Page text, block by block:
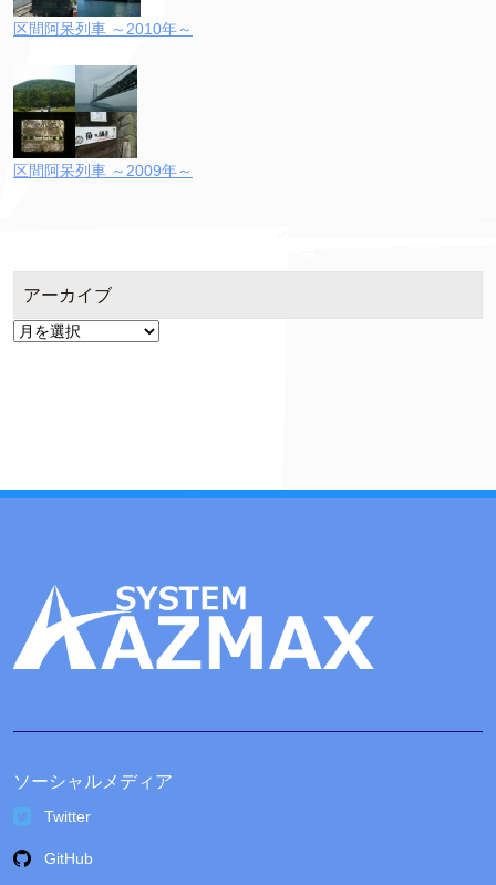
区間阿呆列車 ～2010年～
区間阿呆列車 ～2009年～
アーカイブ
ア
ソーシャルメディア
Twitter
GitHub